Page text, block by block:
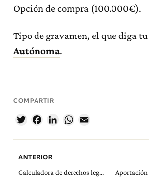
Opción de compra (100.000€).
Tipo de gravamen, el que diga tu
Autónoma.
COMPARTIR
TwitterFacebookLinkedInWhatsApp
ANTERIOR
Calculadora de derechos legitimarios